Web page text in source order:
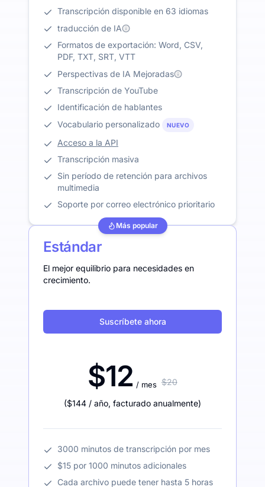
Transcripción disponible en 63 idiomas
traducción de IA
Formatos de exportación: Word, CSV,
PDF, TXT, SRT, VTT
Perspectivas de IA Mejoradas
Transcripción de YouTube
Identificación de hablantes
Vocabulario personalizado
NUEVO
Acceso a la API
Transcripción masiva
Sin período de retención para archivos
multimedia
Soporte por correo electrónico prioritario
Más popular
Estándar
El mejor equilibrio para necesidades en
crecimiento.
Suscríbete ahora
$12 / mes $20
($144 / año, facturado anualmente)
3000 minutos de transcripción por mes
$15 por 1000 minutos adicionales
Cada archivo puede tener hasta 5 horas